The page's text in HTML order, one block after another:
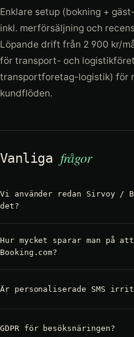
Enklare setup (bokning +
inkl. merförsäljning och
Löpande drift från 2 900 kr/
för transport- och
transportforetag-logistik) för
kundflöden.
Vanliga frågor
Vi använder redan Sirvoy /
det?
Hur mycket sparar man på
Booking.com?
Är personaliserade SMS
GDPR för besöksnäringen?